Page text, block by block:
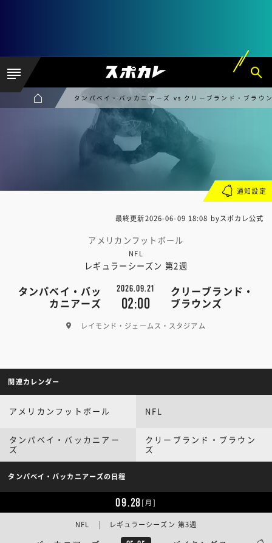
タンパベイ・バッカニアーズ vs クリーブランド・ブラウ
最終更新2026-06-09 18:08 byスポカレ公式
アメリカンフットボール
NFL
レギュラーシーズン 第2週
タンパベイ・バッ
カニアーズ
2026.09.21
02:00
クリーブランド・
ブラウンズ
レイモンド・ジェームス・スタジアム
通知設定
関連カレンダー
アメリカンフットボール NFL
タンパベイ・バッカニアー
ズ
クリーブランド・ブラウン
ズ
タンパベイ・バッカニアーズの日程
09.28[月]
NFL | レギュラーシーズン 第3週